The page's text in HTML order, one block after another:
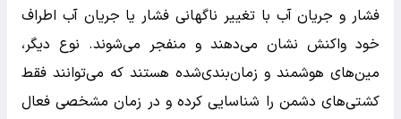
فشار و جریان آب با تغییر ناگهانی فشار یا جریان آب اطراف
خود واکنش نشان می‌دهند و منفجر می‌شوند. نوع دیگر،
مین‌های هوشمند و زمان‌بندی‌شده هستند که می‌توانند فقط
کشتی‌های دشمن را شناسایی کرده و در زمان مشخصی فعال